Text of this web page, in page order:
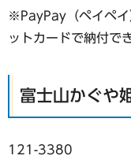
※PayPay（ペイペイ
ットカードで納付で
富士山かぐや
121-3380